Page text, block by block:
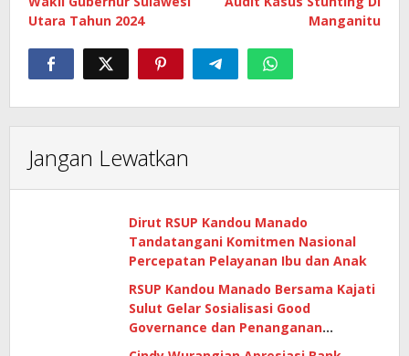
Utara Tahun 2024
Manganitu
Jangan Lewatkan
Dirut RSUP Kandou Manado
Tandatangani Komitmen Nasional
Percepatan Pelayanan Ibu dan Anak
RSUP Kandou Manado Bersama Kajati
Sulut Gelar Sosialisasi Good
Governance dan Penanganan